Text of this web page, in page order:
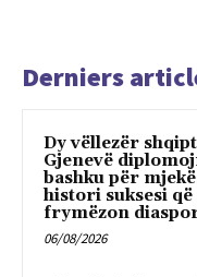
Derniers
Dy vëllezër
Gjenevë
bashku për
histori suksesi që
frymëzon
06/08/2026